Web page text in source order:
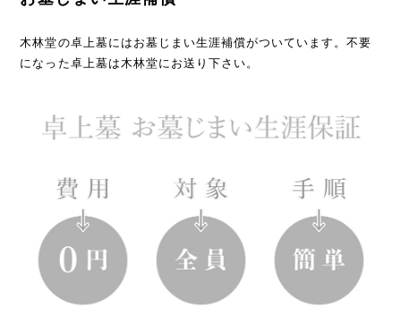
木林堂の卓上墓にはお墓じまい生涯補償がついています。不要
になった卓上墓は木林堂にお送り下さい。